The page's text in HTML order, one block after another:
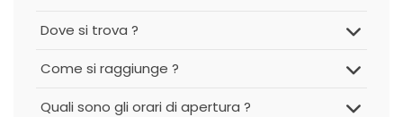
Dove si trova ?
Come si raggiunge ?
Quali sono gli orari di apertura ?